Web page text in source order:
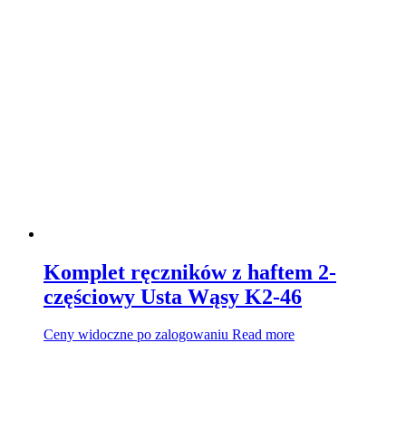
Komplet ręczników z haftem 2-
częściowy Usta Wąsy K2-46
Ceny widoczne po zalogowaniu Read more